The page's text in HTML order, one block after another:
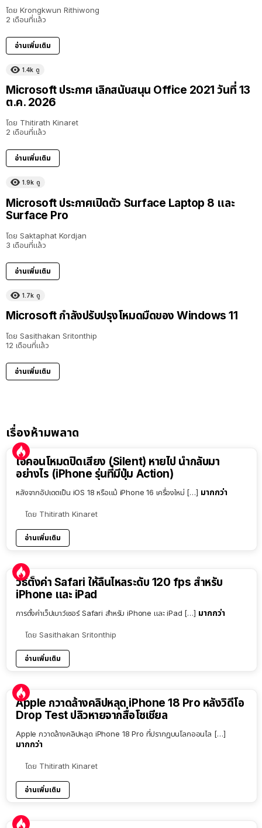
โดย Krongkwun Rithiwong
2 เดือนที่แล้ว
อ่านเพิ่มเติม
1.4k ดู
Microsoft ประกาศ เลิกสนับสนุน Office 2021 วันที่ 13
ต.ค. 2026
โดย Thitirath Kinaret
2 เดือนที่แล้ว
อ่านเพิ่มเติม
1.9k ดู
Microsoft ประกาศเปิดตัว Surface Laptop 8 และ
Surface Pro
โดย Saktaphat Kordjan
3 เดือนที่แล้ว
อ่านเพิ่มเติม
1.7k ดู
Microsoft กำลังปรับปรุงโหมดมืดของ Windows 11
โดย Sasithakan Sritonthip
12 เดือนที่แล้ว
อ่านเพิ่มเติม
เรื่องห้ามพลาด
ไอคอนโหมดปิดเสียง (Silent) หายไป นำกลับมา
อย่างไร (iPhone รุ่นที่มีปุ่ม Action)
หลังจากอัปเดตเป็น iOS 18 หรือแม้ iPhone 16 เครื่องใหม่ […] มากกว่า
โดย Thitirath Kinaret
อ่านเพิ่มเติม
วิธีตั้งค่า Safari ให้ลื่นไหลระดับ 120 fps สำหรับ
iPhone และ iPad
การตั้งค่าเว็ปเบาว์เซอร์ Safari สำหรับ iPhone และ iPad […] มากกว่า
โดย Sasithakan Sritonthip
อ่านเพิ่มเติม
Apple กวาดล้างคลิปหลุด iPhone 18 Pro หลังวิดีโอ
Drop Test ปลิวหายจากสื่อโซเชียล
Apple กวาดล้างคลิปหลุด iPhone 18 Pro ที่ปรากฏบนโลกออนไล […]
มากกว่า
โดย Thitirath Kinaret
อ่านเพิ่มเติม